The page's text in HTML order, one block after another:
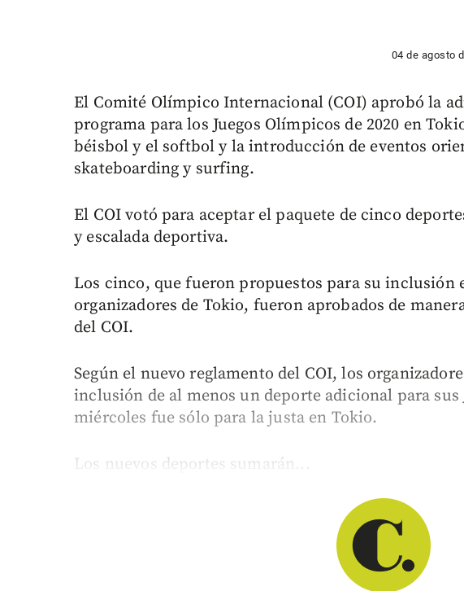
04 de agosto
El Comité Olímpico Internacional (COI) aprobó la
programa para los Juegos Olímpicos de 2020 en
béisbol y el softbol y la introducción de eventos
skateboarding y surfing.
El COI votó para aceptar el paquete de cinco
y escalada deportiva.
Los cinco, que fueron propuestos para su inclusión
organizadores de Tokio, fueron aprobados de
del COI.
Según el nuevo reglamento del COI, los
inclusión de al menos un deporte adicional para sus
miércoles fue sólo para la justa en Tokio.
Los nuevos deportes sumarán...